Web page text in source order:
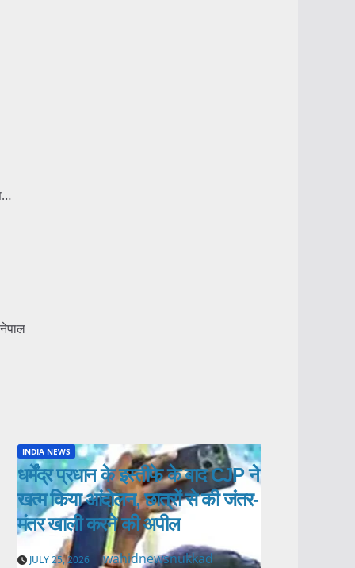
INDIA NEWS
धर्मेंद्र प्रधान के इस्तीफे के बाद CJP ने
खत्म किया आंदोलन, छात्रों से की जंतर-
मंतर खाली करने की अपील
JULY 25, 2026 wahidnewsnukkad